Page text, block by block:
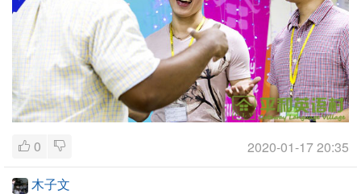
0
2020-01-17 20:35
木子文